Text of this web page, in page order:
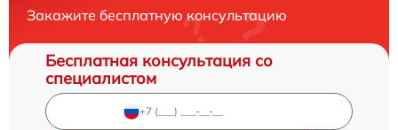
Закажите бесплатную консультацию
Бесплатная консультация со
специалистом